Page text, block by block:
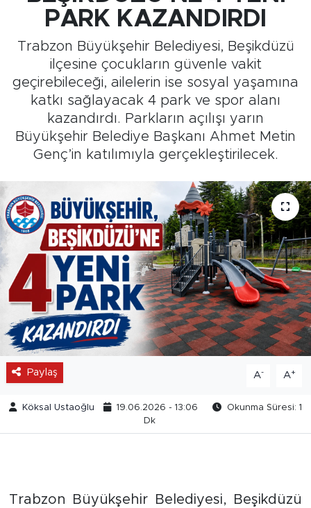
PARK KAZANDIRDI
Trabzon Büyükşehir Belediyesi, Beşikdüzü
ilçesine çocukların güvenle vakit
geçirebileceği, ailelerin ise sosyal yaşamına
katkı sağlayacak 4 park ve spor alanı
kazandırdı. Parkların açılışı yarın
Büyükşehir Belediye Başkanı Ahmet Metin
Genç’in katılımıyla gerçekleştirilecek.
Paylaş A- A+
Köksal Ustaoğlu 19.06.2026 - 13:06
Okunma Süresi: 1
Dk
Trabzon Büyükşehir Belediyesi, Beşikdüzü
Medya
Sağlık
Siyaset
Teknoloji
Foto Galeri
Köşe Yazarları
Manşet
Ulusal Son Dakika Haberleri